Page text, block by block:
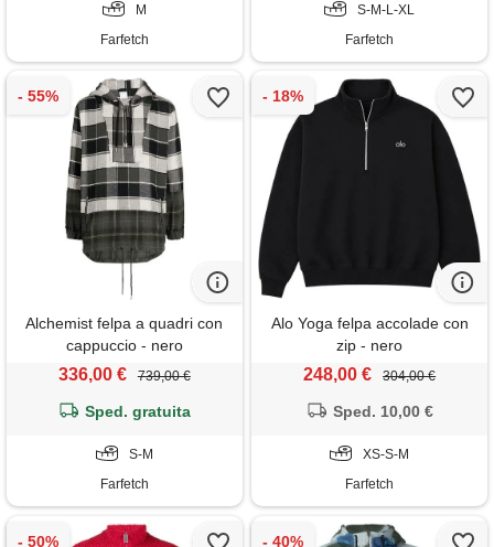
M
Farfetch
S-M-L-XL
Farfetch
Alchemist felpa a quadri con
cappuccio - nero
336,00 € 739,00 €
Sped. gratuita
S-M
Farfetch
Alo Yoga felpa accolade con
zip - nero
248,00 € 304,00 €
Sped. 10,00 €
XS-S-M
Farfetch